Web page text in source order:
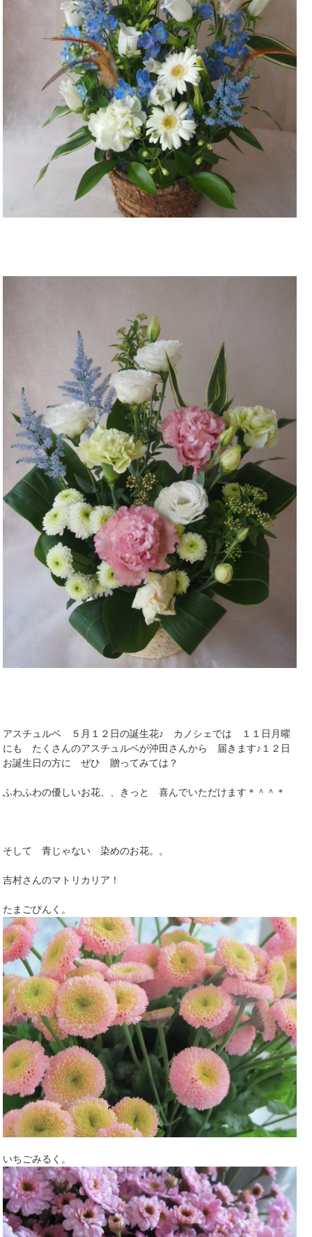
アスチュルベ ５月１２日の誕生花♪ カノシェでは １１日月曜
にも たくさんのアスチュルベが沖田さんから 届きます♪１２日
お誕生日の方に ぜひ 贈ってみては？
ふわふわの優しいお花、、きっと 喜んでいただけます＊＾＾＊
そして 青じゃない 染めのお花。。
吉村さんのマトリカリア！
たまごぴんく。
いちごみるく。